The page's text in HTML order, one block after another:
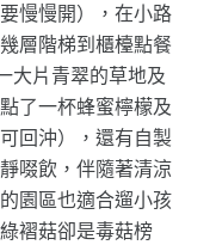
慢慢開），在小路
層階梯到櫃檯點餐
大片青翠的草地及
了一杯蜂蜜檸檬及
回沖），還有自製
啜飲，伴隨著清涼
園區也適合遛小孩
褶菇卻是毒菇榜